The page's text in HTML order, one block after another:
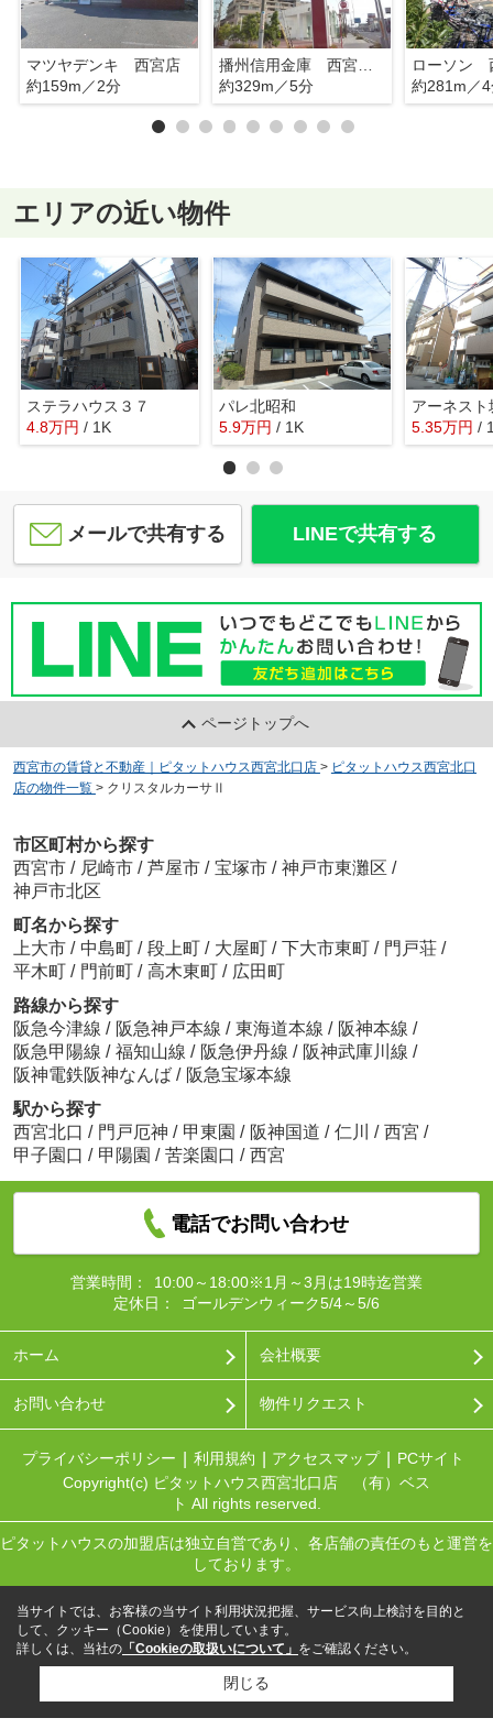
マツヤデンキ 西宮店
約159m／2分
播州信用金庫 西宮北支店
約329m／5分
約281m／
エリアの近い物件
ステラハウス３７
4.8万円 / 1K
パレ北昭和
5.9万円 / 1K
アーネスト
5.35万円 /
メールで共有する LINEで共有する
ページトップへ
西宮市の賃貸と不動産｜ピタットハウス西宮北口店 > ピタットハウス西宮北口
店の物件一覧 > クリスタルカーサⅡ
市区町村から探す
西宮市 / 尼崎市 / 芦屋市 / 宝塚市 / 神戸市東灘区 /
神戸市北区
町名から探す
上大市 / 中島町 / 段上町 / 大屋町 / 下大市東町 / 門戸荘 /
平木町 / 門前町 / 高木東町 / 広田町
路線から探す
阪急今津線 / 阪急神戸本線 / 東海道本線 / 阪神本線 /
阪急甲陽線 / 福知山線 / 阪急伊丹線 / 阪神武庫川線 /
阪神電鉄阪神なんば / 阪急宝塚本線
駅から探す
西宮北口 / 門戸厄神 / 甲東園 / 阪神国道 / 仁川 / 西宮 /
甲子園口 / 甲陽園 / 苦楽園口 / 西宮
電話でお問い合わせ
営業時間：
10:00～18:00※1月～3月は19時迄営業
定休日：
ゴールデンウィーク5/4～5/6
ホーム 会社概要
お問い合わせ 物件リクエスト
プライバシーポリシー 利用規約 アクセスマップ
PCサイト
Copyright(c) ピタットハウス西宮北口店 （有）ベス
ト All rights reserved.
ピタットハウスの加盟店は独立自営であり、各店舗の責任のもと運営を
しております。
当サイトでは、お客様の当サイト利用状況把握、サービス向上検討を目的と
して、クッキー（Cookie）を使用しています。
詳しくは、当社の 「Cookieの取扱いについて」 をご確認ください。
閉じる